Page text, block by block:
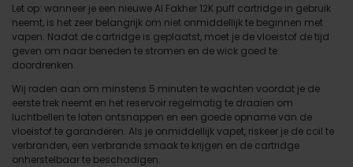
Let op: wanneer je een nieuwe Al Fakher 12K puff cartridge in gebruik
neemt, is het zeer belangrijk om niet onmiddellijk te beginnen met
vapen. Nadat de cartridge is geplaatst, moet je de vloeistof de tijd
geven om naar beneden te stromen en de wick goed te
doordrenken.
Wij raden aan om minstens 5 minuten te wachten voordat je de
eerste trek neemt en het reservoir regelmatig te draaien om
luchtbellen te laten ontsnappen en een goede opname van de
vloeistof te garanderen. Als je onmiddellijk vapet, riskeer je de coil te
verbranden, een verbrande smaak te krijgen en de cartridge
onherstelbaar te beschadigen.